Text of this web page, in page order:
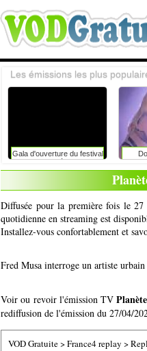
Gala d'ouverture du festival
du rire de liège avec
caroline vigneaux: faut-il
Les émissions les plus
Diffusée pour la première fois le
quotidienne en streaming est
Installez-vous confortablement et
Fred Musa interroge un artiste
Voir ou revoir l'émission TV
rediffusion de l'émission du 27/04/
VOD Gratuite>France4 replay >